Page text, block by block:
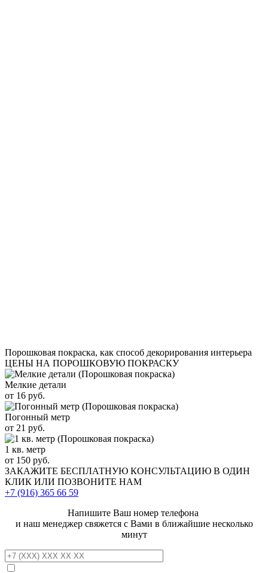
Порошковая покраска, как способ декорирования интерьера
ЦЕНЫ НА ПОРОШКОВУЮ ПОКРАСКУ
Мелкие детали
от 16 руб.
Погонный метр
от 21 руб.
1 кв. метр
от 150 руб.
ЗАКАЖИТЕ БЕСПЛАТНУЮ КОНСУЛЬТАЦИЮ В ОДИН
КЛИК ИЛИ ПОЗВОНИТЕ НАМ
+7 (916) 365 66 59
Напишите Ваш номер телефона
и наш менеджер свяжется с Вами в ближайшие несколько
минут